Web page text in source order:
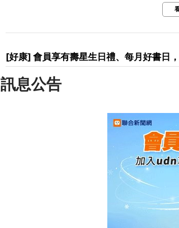
[好康] 會員享有壽星生日禮、每月好書日
訊息公告